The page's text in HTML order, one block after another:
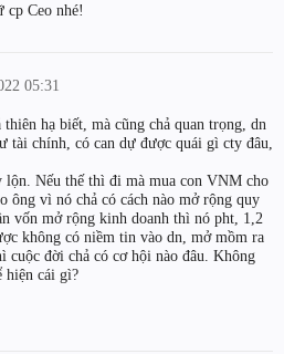
cp Ceo nhé!
05:31
hạ biết, mà cũng chả quan trọng, dn
tài chính, có can dự được quái gì cty đâu,
lộn. Nếu thế thì đi mà mua con VNM cho
ông vì nó chả có cách nào mở rộng quy
vốn mở rộng kinh doanh thì nó pht, 1,2
không có niềm tin vào dn, mở mồm ra
đời chả có cơ hội nào đâu. Không
hiện cái gì?